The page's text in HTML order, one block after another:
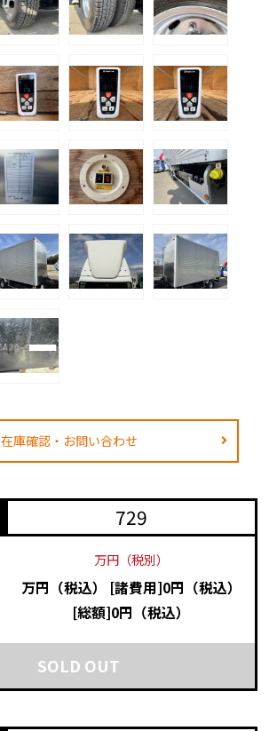
在庫確認・お問い合わせ
729
万円（税別）
万円（税込）
[諸費用]0円（税込）
[総額]0円（税込）
SOLD OUT